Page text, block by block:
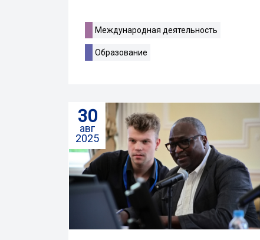
Международная деятельность
Образование
30
авг
2025